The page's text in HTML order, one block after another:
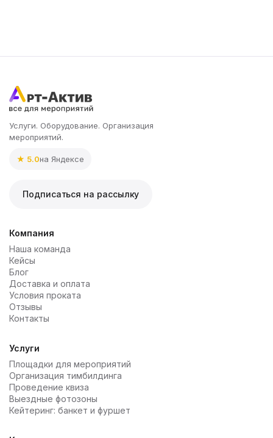
Услуги. Оборудование. Организация
мероприятий.
★ 5.0на Яндексе
Подписаться на рассылку
Компания
Наша команда
Кейсы
Блог
Доставка и оплата
Условия проката
Отзывы
Контакты
Услуги
Площадки для мероприятий
Организация тимбилдинга
Проведение квиза
Выездные фотозоны
Кейтеринг: банкет и фуршет